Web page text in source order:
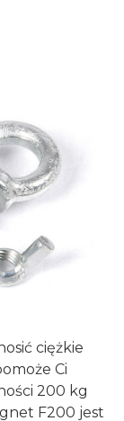
ciężkie
Ci
200 kg
F200 jest